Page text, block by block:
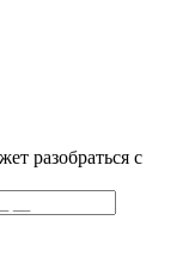
разобраться с